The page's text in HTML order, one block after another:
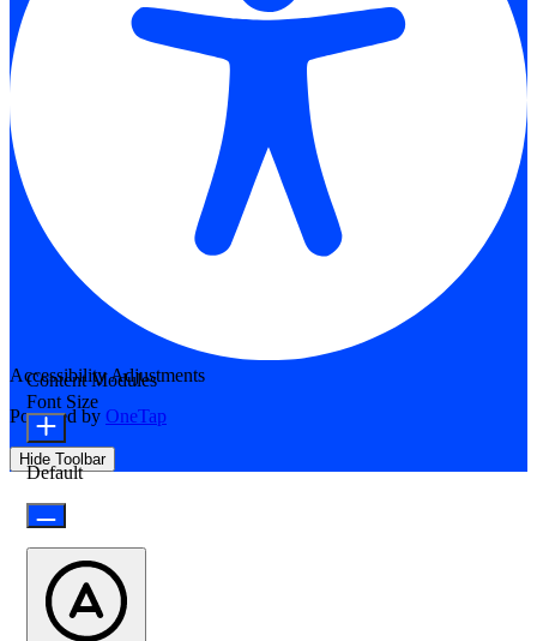
Accessibility Adjustments
Powered by OneTap
Hide Toolbar
Content Modules
Font Size
Default